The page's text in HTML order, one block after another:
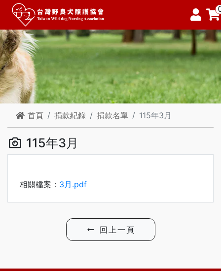
首頁 捐款紀錄 捐款名單 115年3月
115年3月
相關檔案： 3月.pdf
回上一頁